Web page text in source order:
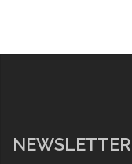
NEWSLETTER